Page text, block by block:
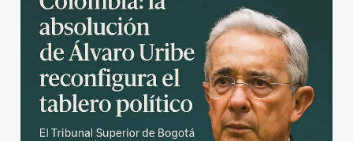
absolución
Álvaro
Uribe
reconfigura